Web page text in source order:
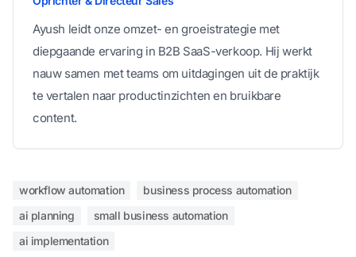
Ayush leidt onze omzet- en groeistrategie met
diepgaande ervaring in B2B SaaS-verkoop. Hij werkt
nauw samen met teams om uitdagingen uit de praktijk
te vertalen naar productinzichten en bruikbare
content.
workflow automation
business process automation
ai planning
small business automation
ai implementation